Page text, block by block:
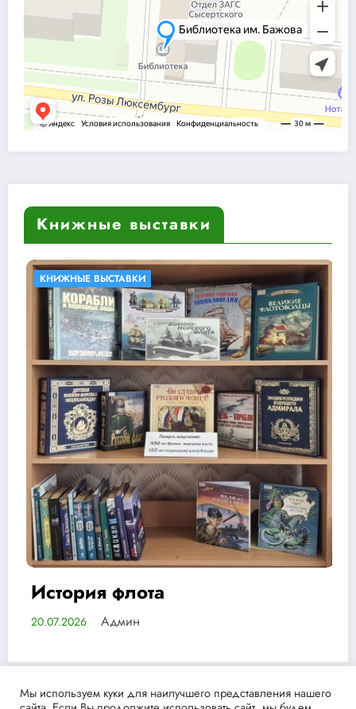
Книжные выставки
БИБЛИОТЕКИ В КНИГАХ КНИЖНЫЕ
Библиотека тетушки
Мы используем куки для наилучшего представления нашего